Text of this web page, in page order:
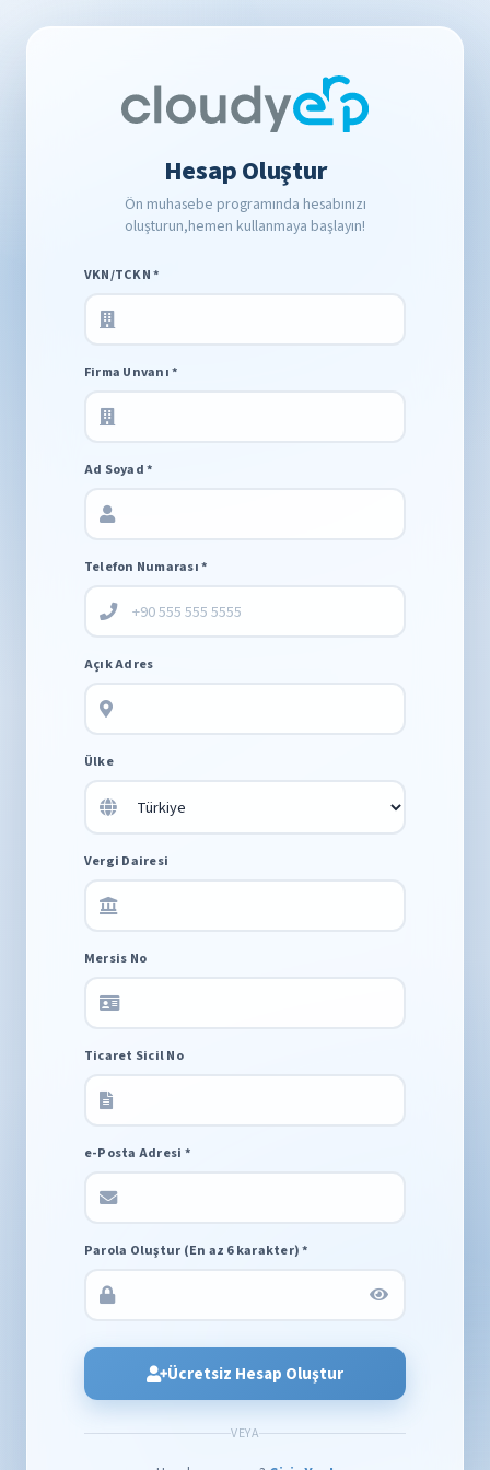
Hesap Oluştur
Ön muhasebe programında hesabınızı
oluşturun,hemen kullanmaya başlayın!
VKN/TCKN *
Firma Unvanı *
Ad Soyad *
Telefon Numarası *
Açık Adres
Ülke
Vergi Dairesi
Mersis No
Ticaret Sicil No
e-Posta Adresi *
Parola Oluştur (En az 6 karakter) *
Ücretsiz Hesap Oluştur
VEYA